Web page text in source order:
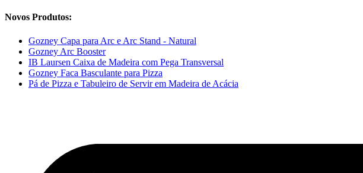
Novos Produtos:
Gozney Capa para Arc e Arc Stand - Natural
Gozney Arc Booster
IB Laursen Caixa de Madeira com Pega Transversal
Gozney Faca Basculante para Pizza
Pá de Pizza e Tabuleiro de Servir em Madeira de Acácia